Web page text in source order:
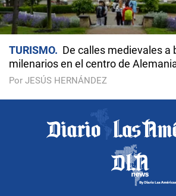
TURISMO
De calles medievales a
milenarios en el centro de
Por JESÚS HERNÁNDEZ